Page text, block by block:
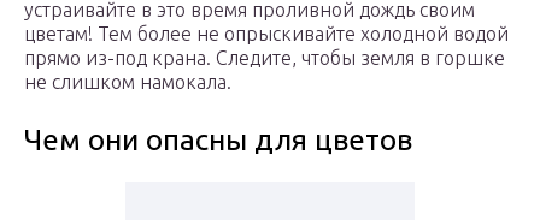
устраивайте в это время проливной дождь своим
цветам! Тем более не опрыскивайте холодной водой
прямо из-под крана. Следите, чтобы земля в горшке
не слишком намокала.
Чем они опасны для цветов